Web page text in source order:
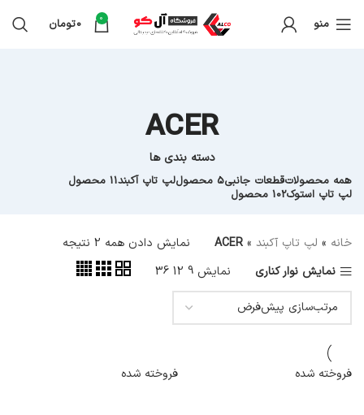
منو 0
0تومان
ACER
دسته بندی ها
همه محصولاتقطعات جانبی5 محصول لپ تاپ آکبند11 محصول
لپ تاپ استوک102 محصول
خانه » لپ تاپ آکبند »
ACER
نمایش دادن همه 2 نتیجه
نمایش نوار کناری
نمایش 9
12
36
فروخته شده فروخته شده